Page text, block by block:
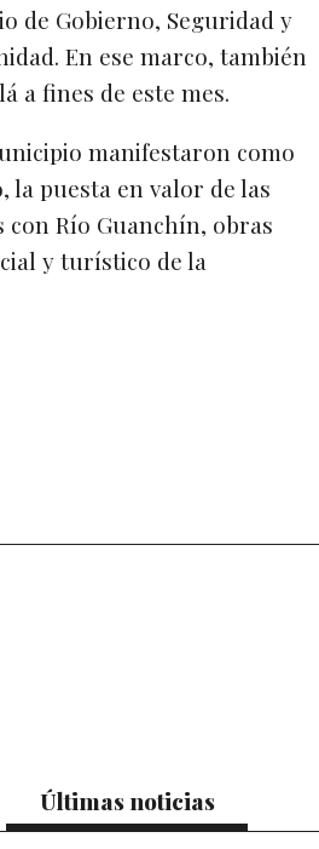
de Gobierno, Seguridad y
En ese marco, también
a fines de este mes.
manifestaron como
puesta en valor de las
con Río Guanchín, obras
y turístico de la
Últimas noticias